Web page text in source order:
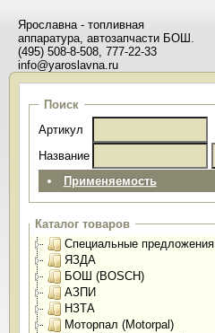
Ярославна - топливная
аппаратура, автозапчасти БОШ.
(495) 508-8-508, 777-22-33
info@yaroslavna.ru
Поиск
Артикул
Название
Применяемость
Каталог товаров
Специальные предложения
ЯЗДА
БОШ (BOSCH)
АЗПИ
НЗТА
Моторпал (Motorpal)